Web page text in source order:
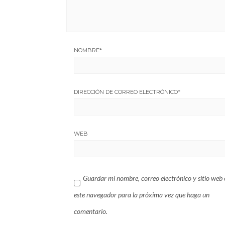
NOMBRE*
DIRECCIÓN DE CORREO ELECTRÓNICO*
WEB
Guardar mi nombre, correo electrónico y sitio web
este navegador para la próxima vez que haga un
comentario.